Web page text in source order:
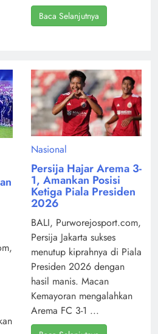
Baca Selanjutnya
Nasional
Persija Hajar Arema 3-
1, Amankan Posisi
Ketiga Piala Presiden
2026
BALI, Purworejosport.com,
Persija Jakarta sukses
menutup kiprahnya di Piala
Presiden 2026 dengan
hasil manis. Macan
Kemayoran mengalahkan
Arema FC 3-1 ...